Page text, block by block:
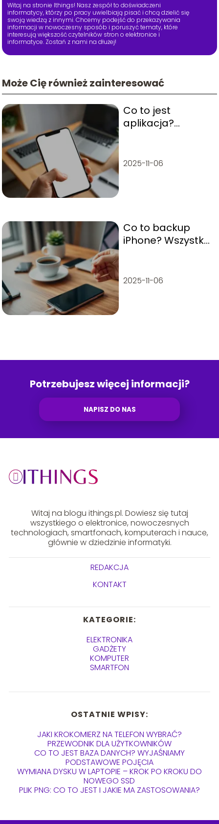
Witaj na stronie Ithings! Nasz zespół to doświadczeni
informatycy, którzy po pracy uwielbiają pisać i chcą dzielić się
swoją wiedzą z innymi. Chcemy podejść do przekazywania
informacji w nowoczesny sposób i poruszyć tematy, które
interesują większość czytelników stron o elektronice i
informatyce. Zostań z nami na dłużej!
Może Cię również zainteresować
Co to jest
aplikacja?
pojęcia
2025-11-06
Co to backup
iPhone? Wszystko,
2025-11-06
Potrzebujesz więcej informacji?
NAPISZ DO NAS
Witaj na blogu ithings.pl. Dowiesz się tutaj
wszystkiego o elektronice, nowoczesnych
technologiach, smartfonach, komputerach i nauce,
głównie w dziedzinie informatyki.
REDAKCJA
KONTAKT
KATEGORIE:
ELEKTRONIKA
GADŻETY
KOMPUTER
SMARTFON
OSTATNIE WPISY:
JAKI KROKOMIERZ NA TELEFON WYBRAĆ?
PRZEWODNIK DLA UŻYTKOWNIKÓW
CO TO JEST BAZA DANYCH? WYJAŚNIAMY
PODSTAWOWE POJĘCIA
WYMIANA DYSKU W LAPTOPIE – KROK PO KROKU DO
NOWEGO SSD
PLIK PNG: CO TO JEST I JAKIE MA ZASTOSOWANIA?